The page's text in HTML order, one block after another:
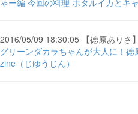
ゃー編 今回の料理 ホタルイカとキ
2016/05/09 18:30:05 【徳原ありさ】
グリーンダカラちゃんが大人に！
zine（じゆうじん）